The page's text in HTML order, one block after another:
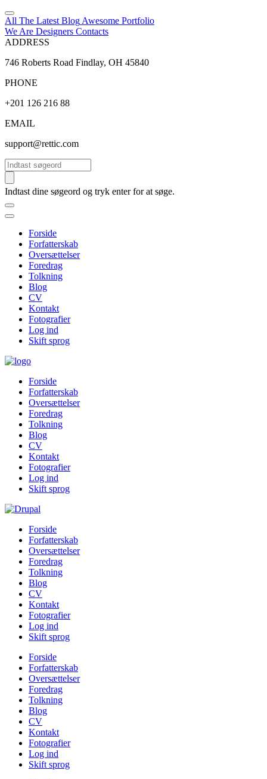
All The Latest Blog Awesome Portfolio
We Are Designers Contacts
ADDRESS
746 Roberts Road Findlay, OH 45840
PHONE
+201 126 216 88
EMAIL
support@rettic.com
Søg
Indtast dine søgeord og tryk enter for at søge.
Forside
Forfatterskab
Oversættelser
Foredrag
Tolkning
Blog
CV
Kontakt
Fotografier
Log ind
Skift sprog
Forside
Forfatterskab
Oversættelser
Foredrag
Tolkning
Blog
CV
Kontakt
Fotografier
Log ind
Skift sprog
Forside
Forfatterskab
Oversættelser
Foredrag
Tolkning
Blog
CV
Kontakt
Fotografier
Log ind
Skift sprog
Forside
Forfatterskab
Oversættelser
Foredrag
Tolkning
Blog
CV
Kontakt
Fotografier
Log ind
Skift sprog